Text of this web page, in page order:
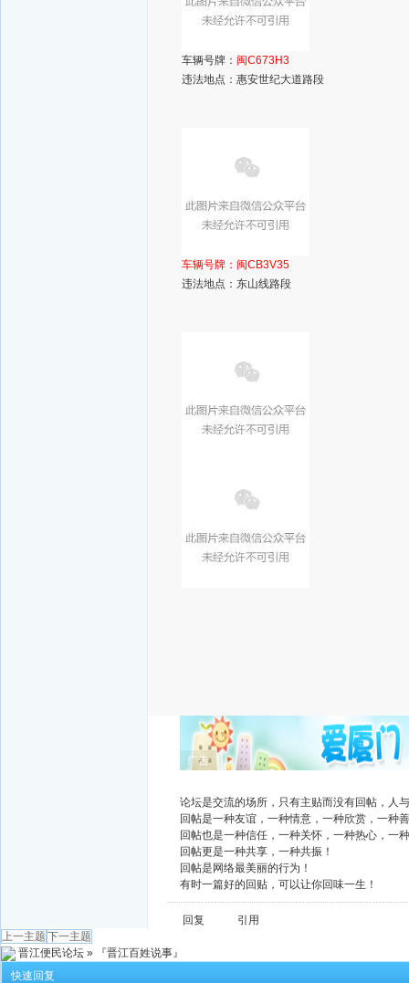
车辆号牌： 闽C673H3
违法地点：惠安世纪大道路段
车辆号牌： 闽CB3V35
违法地点：东山线路段
广告
论坛是交流的场所，只有主贴而没有回帖，人
回帖是一种友谊，一种情意，一种欣赏，一种
回帖也是一种信任，一种关怀，一种热心，一
回帖更是一种共享，一种共振！
回帖是网络最美丽的行为！
有时一篇好的回贴，可以让你回味一生！
回复
引用
上一主题 下一主题
晋江便民论坛 »
『晋江百姓说事』
快速回复